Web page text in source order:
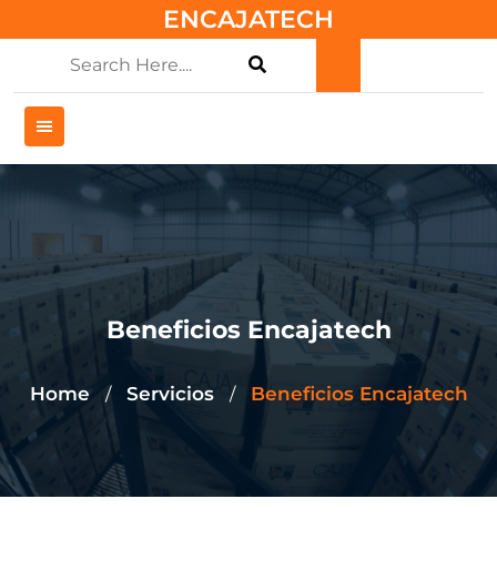
to
ENCAJATECH
Beneficios Encajatech
Home / Servicios / Beneficios Encajatech